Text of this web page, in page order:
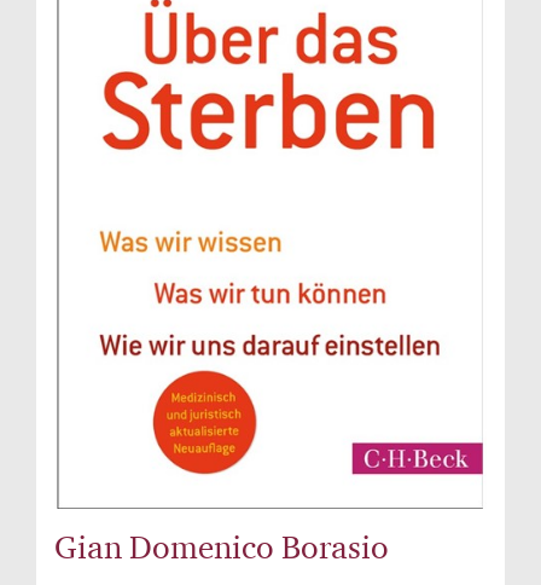
Gian Domenico Borasio